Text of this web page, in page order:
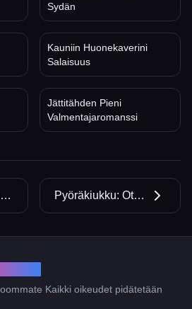
Sydän
Kauniin Huonekaverini
Salaisuus
Jättitähden Pieni
Valmentajaromanssi
Palvelijaveto: Pituusjättikapteeni Alistaa Pienen Joukkueenhoitajan Pyöräkiukku: Otakun toimistokiipelit
Kaikki oikeudet pidätetään